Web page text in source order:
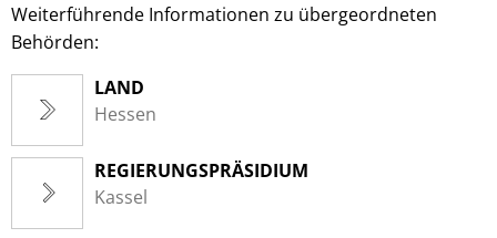
Weiterführende Informationen zu übergeordneten
Behörden:
LAND
Hessen
REGIERUNGSPRÄSIDIUM
Kassel